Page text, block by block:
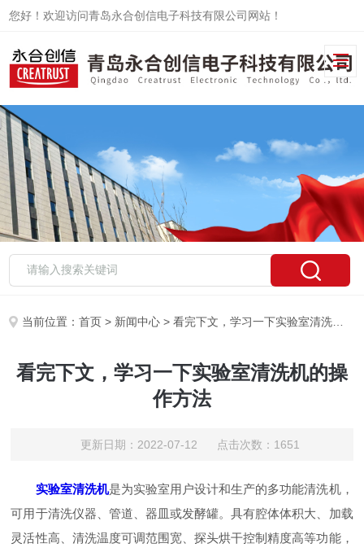
您好！欢迎访问青岛永合创信电子科技有限公司网站！
当前位置：首页 > 新闻中心 > 看完下文，学习一下实验室清洗机的操作方法
看完下文，学习一下实验室清洗机的操
作方法
更新日期：2022-07-12 点击次数：1651
实验室清洗机是为实验室用户设计和生产的多功能清洗机，
可用于清洗仪器、管道、器皿或发酵罐。具有腔体体积大、加载
灵活性高、清洗温度可调范围宽、探头烘干控制精度高等功能，